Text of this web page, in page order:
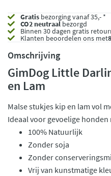
Gratis bezorging vanaf 35,- *
CO2 neutraalbezorgd
Binnen 30 dagen gratis
Klanten beoordelen ons met
Omschrijving
GimDog Little
en Lam
Malse stukjes kip en lam vol
Ideaal voor gevoelige honden
100% Natuurlijk
Zonder soja
Zonder
Vrij van kunstmatige